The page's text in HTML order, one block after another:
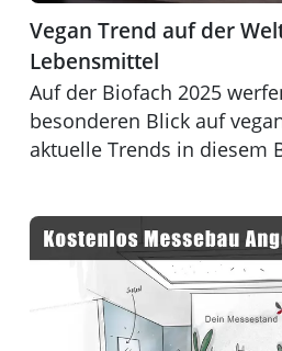
Vegan Trend auf der
Lebensmittel
Auf der Biofach 2025
besonderen Blick auf
aktuelle Trends in diesem